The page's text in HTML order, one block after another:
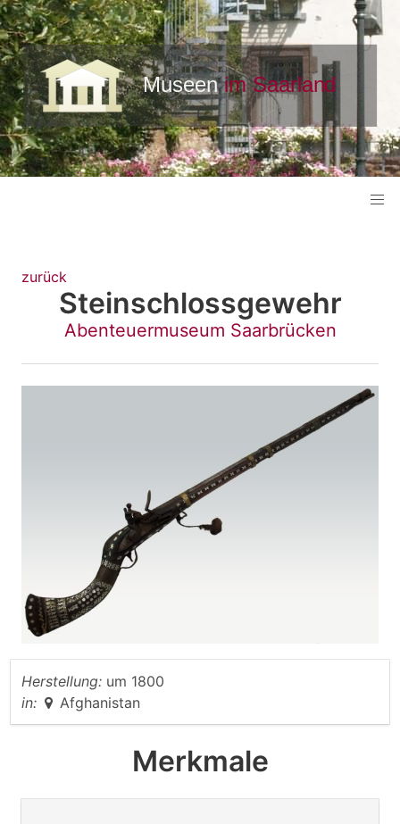
zurück
Steinschlossgewehr
Abenteuermuseum Saarbrücken
Herstellung: um 1800
in:
Afghanistan
Merkmale